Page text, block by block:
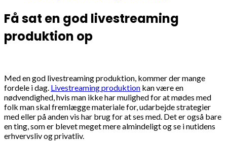
Få sat en god livestreaming
produktion op
Med en god livestreaming produktion, kommer der mange
fordele i dag. Livestreaming produktion kan være en
nødvendighed, hvis man ikke har mulighed for at mødes med
folk man skal fremlægge materiale for, udarbejde strategier
med eller på anden vis har brug for at ses med. Det er også bare
en ting, som er blevet meget mere almindeligt og se i nutidens
erhvervsliv og privatliv.